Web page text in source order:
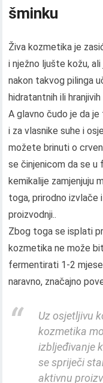
šminku
Živa kozmetika je
i nježno ljušte kožu,
nakon takvog pilinga
hidratantnih ili
A glavno čudo je da
i za vlasnike suhe i
možete brinuti o
se činjenicom da se u
kemikalije zamjenjuju
toga, prirodno
proizvodnji..
Zbog toga se isplati
kozmetika ne može
fermentirati 1-2
naravno, značajno
Uz osjetljivu
kozmetika
izbljeđivanje
se spriječi
aktivnu